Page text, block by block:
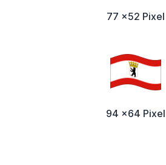
77 x52 Pixel
94 x64 Pixel